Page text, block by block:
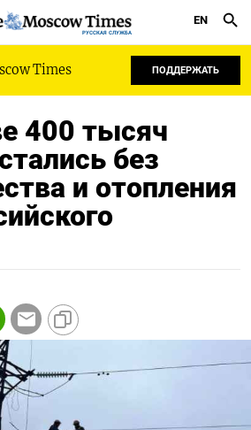
РУССКАЯ СЛУЖБА
EN
Times ПОДДЕРЖАТЬ
400 тысяч
без
и отопления